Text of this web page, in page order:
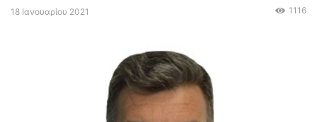
18 Ιανουαρίου 2021 1116